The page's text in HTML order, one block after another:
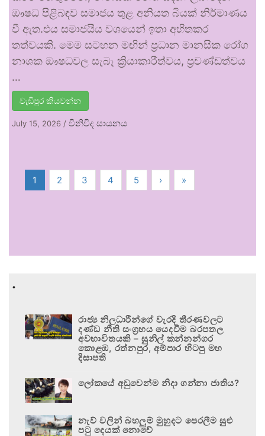
ඖෂධ පිළිබඳව සමාජය තුළ අනියත බියක් නිර්මාණය
වී ඇත.එය සමාජයීය වශයෙන් ඉතා අහිතකර
තත්වයකි. මෙම සටහන මඟින් ප්‍රධාන මානසික රෝග
නාශක ඖෂධවල සැබෑ ක්‍රියාකාරීත්වය, ප්‍රචණ්ඩත්වය
…
වැඩිපුර කියවන්න
July 15, 2026 / විනිවිද සායනය
1 2 3 4 5 › »
.
රාජ්‍ය නිලධාරීන්ගේ වැරදි තීරණවලට
දණ්ඩ නීති සංග්‍රහය යෙදවීම බරපතල
අවභාවිතයකි – සුනිල් කන්නන්ගර
කොළඹ, රත්නපුර, අම්පාර හිටපු මහ
දිසාපති
ලෝකයේ අඩුවෙන්ම නිදා ගන්නා ජාතිය?
නැව් වලින් බහලුම් මුහුදට පෙරලීම සුළු
පටු දෙයක් නොවේ